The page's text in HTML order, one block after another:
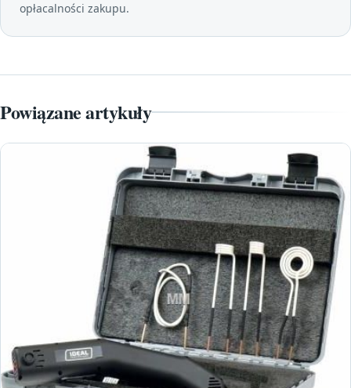
opłacalności zakupu.
Powiązane artykuły